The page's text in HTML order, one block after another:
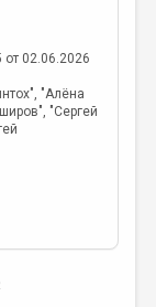
02.06.2026
"Алёна
"Сергей